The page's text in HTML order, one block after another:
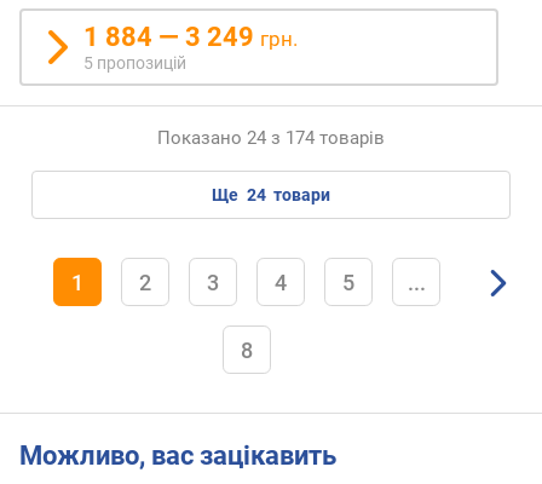
к
с
.
д
м
т
п
н
и
к
1 884 — 3 249 грн.
5 пропозицій
Показано 24 з 174 товарів
ще 24 товари
1 2 3 4 5 ...
8
Можливо, вас зацікавить